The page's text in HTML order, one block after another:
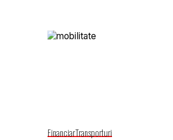
FinanciarTransporturi